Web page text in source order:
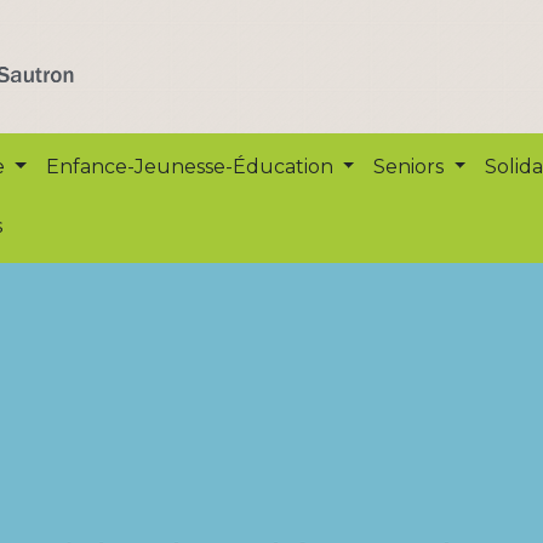
Enfance-Jeunesse-Éducation Seniors